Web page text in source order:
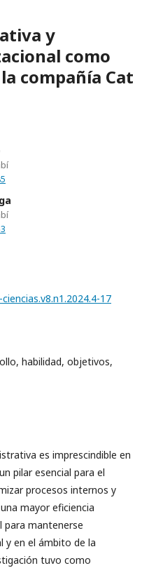
y
como
compañía Cat
17
habilidad, objetivos,
es imprescindible en
pilar esencial para el
procesos internos y
mayor eficiencia
para mantenerse
y en el ámbito de la
tuvo como